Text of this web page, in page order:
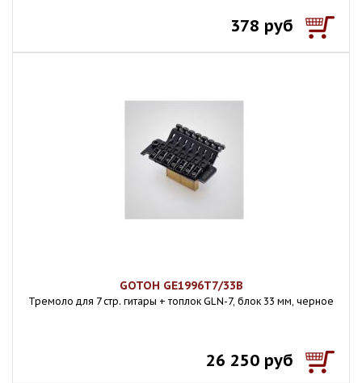
378 руб
GOTOH GE1996T7/33B
Тремоло для 7 стр. гитары + топлок GLN-7, блок 33 мм, черное
26 250 руб